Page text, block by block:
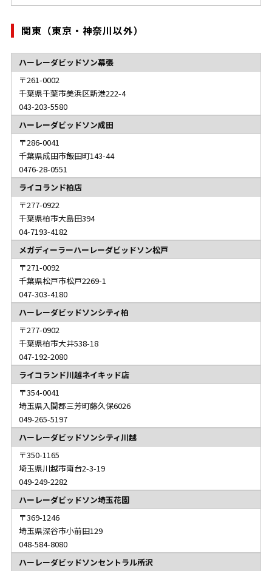
関東（東京・神奈川以外）
ハーレーダビッドソン幕張
261-0002
千葉県千葉市美浜区新港222-4
043-203-5580
ハーレーダビッドソン成田
286-0041
千葉県成田市飯田町143-44
0476-28-0551
ライコランド柏店
277-0922
千葉県柏市大島田394
04-7193-4182
メガディーラーハーレーダビッドソン松戸
271-0092
千葉県松戸市松戸2269-1
047-303-4180
ハーレーダビッドソンシティ柏
277-0902
千葉県柏市大井538-18
047-192-2080
ライコランド川越ネイキッド店
354-0041
埼玉県入間郡三芳町藤久保6026
049-265-5197
ハーレーダビッドソンシティ川越
350-1165
埼玉県川越市南台2-3-19
049-249-2282
ハーレーダビッドソン埼玉花園
369-1246
埼玉県深谷市小前田129
048-584-8080
ハーレーダビッドソンセントラル所沢